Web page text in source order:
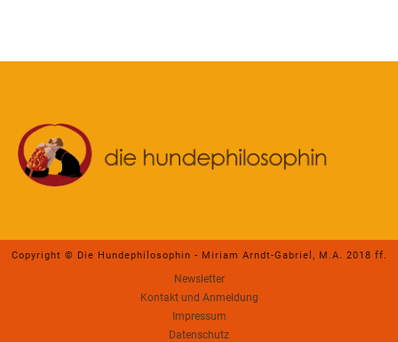
Copyright © Die Hundephilosophin - Miriam Arndt-Gabriel, M.A. 2018 ff.
Newsletter
Kontakt und Anmeldung
Impressum
Datenschutz